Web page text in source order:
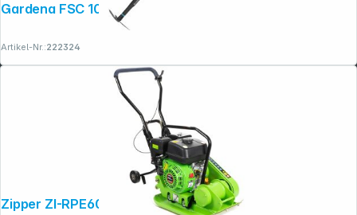
Gardena FSC 100% Gartenhacke
Artikel-Nr.:222324
Zipper ZI-RPE60 Rüttelplatte
Copyright © 2001 - 2026 dexxIT. Alle Rechte vorbehalten.